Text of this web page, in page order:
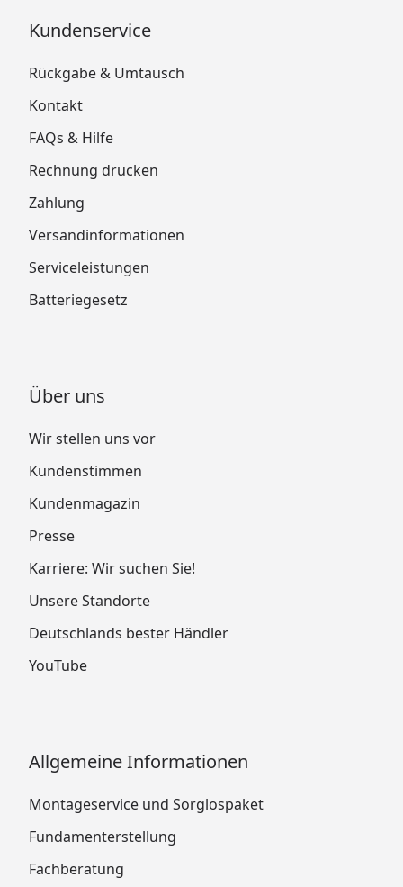
Kundenservice
Rückgabe & Umtausch
Kontakt
FAQs & Hilfe
Rechnung drucken
Zahlung
Versandinformationen
Serviceleistungen
Batteriegesetz
Über uns
Wir stellen uns vor
Kundenstimmen
Kundenmagazin
Presse
Karriere: Wir suchen Sie!
Unsere Standorte
Deutschlands bester Händler
YouTube
Allgemeine Informationen
Montageservice und Sorglospaket
Fundamenterstellung
Fachberatung